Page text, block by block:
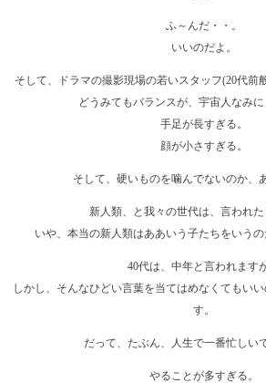
ふ～んだ・・。
いいのだよ。
そして、ドラマの撮影現場の若いスタッフ(20代前
どうみてもバランスが、宇宙人なみに
手足が長すぎる。
顔が小さすぎる。
そして、硬いものを噛んでないのか、
新人類、と我々の世代は、言われ
いや、本当の新人類はああいう子たちをいうの
40代は、中年と言われますが
しかし、そんなひどい言葉を当てはめなくてもい
す。
だって、たぶん、人生で一番忙しい
やることが多すぎる。